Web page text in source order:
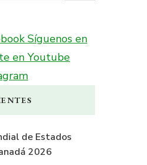
Síguenos en
en Youtube
de Estados
2026